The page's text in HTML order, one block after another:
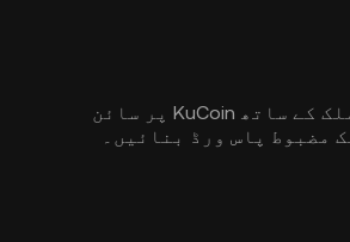
اپنے ای میل ایڈریس/موبائل فون نمبر اور رہائش کے ملک کے ساتھ KuCoin پر سائن
مضبوط پاس ورڈ بنائیں۔